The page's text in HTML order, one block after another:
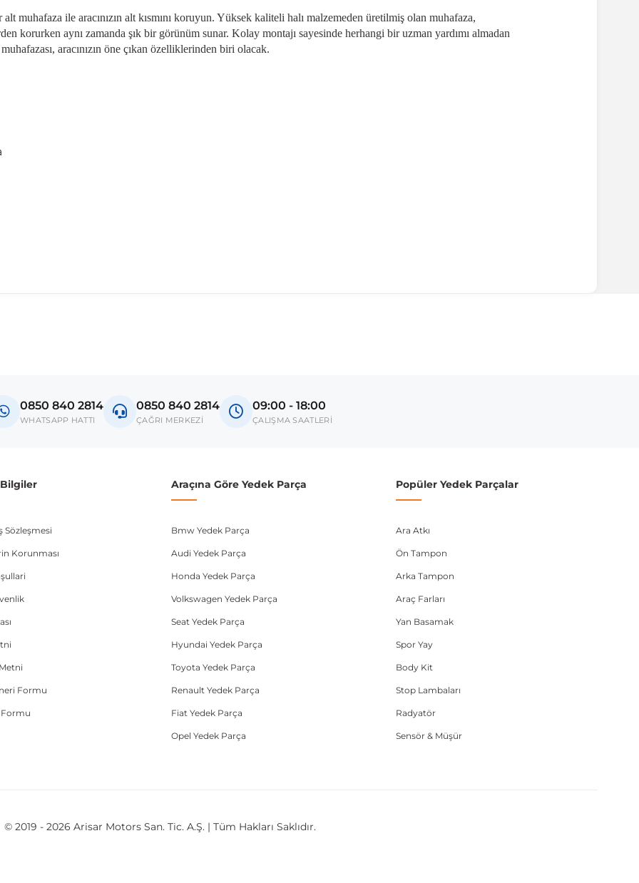
muhafaza ile aracınızın alt kısmını koruyun. Yüksek kaliteli halı malzemeden üretilmiş olan muhafaza,
korurken aynı zamanda şık bir görünüm sunar. Kolay montajı sayesinde herhangi bir uzman yardımı almadan
aracınızın öne çıkan özelliklerinden biri olacak.
ve kasa tipleri kullanabilmektedir. Sipariş vermeden önce OEM numarası veya şasi numarası ile uyumluluğu kontrol
0850 840 2814
WHATSAPP HATTI
0850 840 2814
ÇAĞRI MERKEZİ
09:00 - 18:00
ÇALIŞMA SAATLERİ
Sözleşmesi
Korunması
Formu
Formu
Araçına Göre Yedek Parça
Bmw Yedek Parça
Audi Yedek Parça
Honda Yedek Parça
Volkswagen Yedek Parça
Seat Yedek Parça
Hyundai Yedek Parça
Toyota Yedek Parça
Renault Yedek Parça
Fiat Yedek Parça
Opel Yedek Parça
Popüler Yedek Parçalar
Ara Atkı
Ön Tampon
Arka Tampon
Araç Farları
Yan Basamak
Spor Yay
Body Kit
Stop Lambaları
Radyatör
Sensör & Müşür
© 2019 - 2026 Arisar Motors San. Tic. A.Ş. | Tüm Hakları Saklıdır.